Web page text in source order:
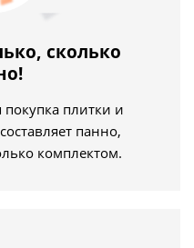
сколько
плитки и
панно,
комплектом.